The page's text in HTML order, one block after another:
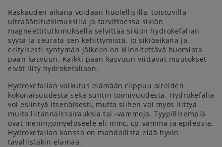
Raskauden aikana voidaan huolellisilla, toistuvilla
ultraäänitutkimuksilla ja tarvittaessa sikiön
magneettitutkimuksella selvittää sikiön hydrokefalian
syytä ja seurata sen kehittymistä. Jo sikiöaikana ja
erityisesti syntymän jälkeen on kiinnitettävä huomiota
pään kasvuun. Kaikki pään kasvuun viittavat muutokset
eivät liity hydrokefaliaan.
Hydrokefalian vaikutus elämään riippuu oireiden
kokonaisuudesta sekä suntin toimivuudesta. Hydrokefalia
voi esiintyä itsenäisesti, mutta siihen voi myös liittyä
muita liitännäissairauksia tai -vammoja. Tyypillisempiä
ovat meningomyeloseele eli mmc, cp-vamma ja epilepsia.
Hydrokefalian kanssa on mahdollista elää hyvin
tavallistakin elämää.